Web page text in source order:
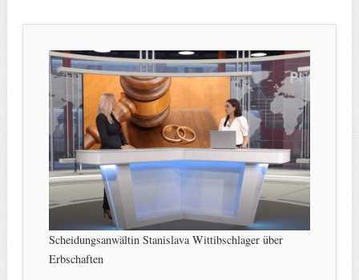
Scheidungsanwältin Stanislava Wittibschlager über
Erbschaften